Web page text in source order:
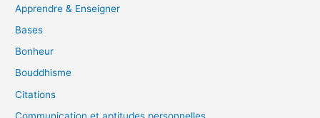
Apprendre & Enseigner
Bases
Bonheur
Bouddhisme
Citations
Communication et aptitudes personnelles